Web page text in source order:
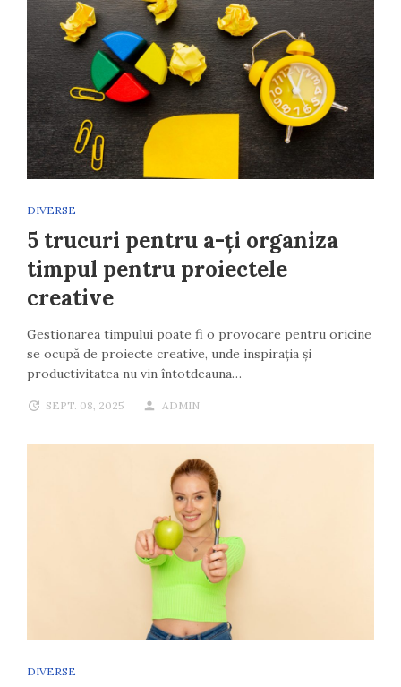
DIVERSE
5 trucuri pentru a-ți organiza
timpul pentru proiectele
creative
Gestionarea timpului poate fi o provocare pentru oricine
se ocupă de proiecte creative, unde inspirația și
productivitatea nu vin întotdeauna…
SEPT. 08, 2025 ADMIN
DIVERSE